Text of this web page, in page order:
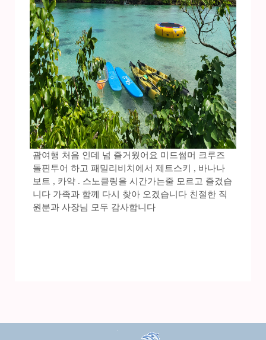
괌여행 처음 인데 넘 즐거웠어요 미드썸머 크루즈
돌핀투어 하고 패밀리비치에서 제트스키 , 바나나
보트 , 카약 . 스노클링을 시간가는줄 모르고 즐겼습
니다 가족과 함께 다시 찾아 오겠습니다 친절한 직
원분과 사장님 모두 감사합니다